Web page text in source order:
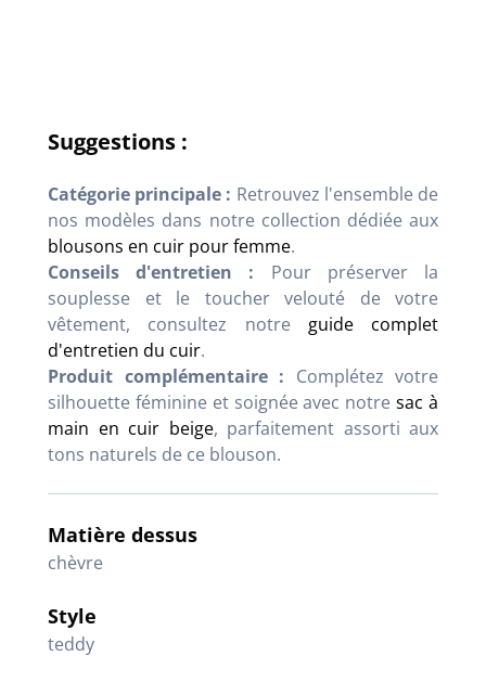
Suggestions :
Catégorie principale : Retrouvez l'ensemble de
nos modèles dans notre collection dédiée aux
blousons en cuir pour femme.
Conseils d'entretien : Pour préserver la
souplesse et le toucher velouté de votre
vêtement, consultez notre guide complet
d'entretien du cuir.
Produit complémentaire : Complétez votre
silhouette féminine et soignée avec notresac à
main en cuir beige, parfaitement assorti aux
tons naturels de ce blouson.
Matière dessus
chèvre
Style
teddy